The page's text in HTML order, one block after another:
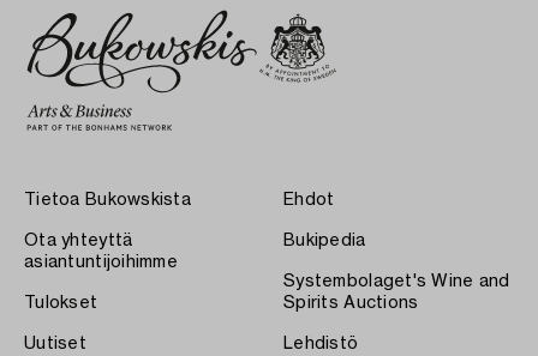
Tietoa Bukowskista
Ota yhteyttä
asiantuntijoihimme
Tulokset
Uutiset
Ehdot
Bukipedia
Systembolaget's Wine and
Spirits Auctions
Lehdistö